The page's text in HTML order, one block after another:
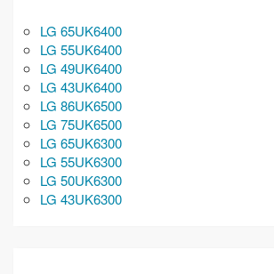
LG 65UK6400
LG 55UK6400
LG 49UK6400
LG 43UK6400
LG 86UK6500
LG 75UK6500
LG 65UK6300
LG 55UK6300
LG 50UK6300
LG 43UK6300